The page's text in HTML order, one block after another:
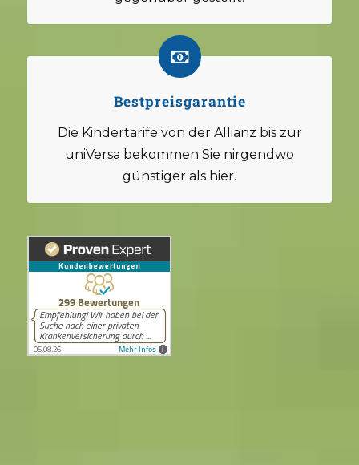
Bestpreisgarantie
Die Kindertarife von der Allianz bis zur
uniVersa bekommen Sie nirgendwo
günstiger als hier.